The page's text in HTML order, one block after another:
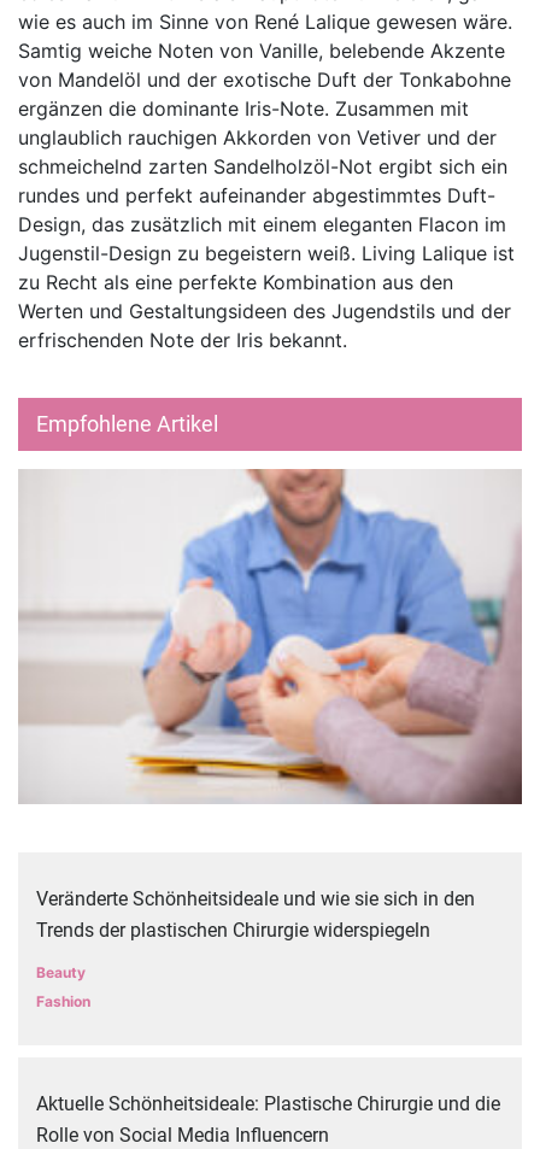
wie es auch im Sinne von René Lalique gewesen wäre.
Samtig weiche Noten von Vanille, belebende Akzente
von Mandelöl und der exotische Duft der Tonkabohne
ergänzen die dominante Iris-Note. Zusammen mit
unglaublich rauchigen Akkorden von Vetiver und der
schmeichelnd zarten Sandelholzöl-Not ergibt sich ein
rundes und perfekt aufeinander abgestimmtes Duft-
Design, das zusätzlich mit einem eleganten Flacon im
Jugenstil-Design zu begeistern weiß. Living Lalique ist
zu Recht als eine perfekte Kombination aus den
Werten und Gestaltungsideen des Jugendstils und der
erfrischenden Note der Iris bekannt.
Empfohlene Artikel
Veränderte Schönheitsideale und wie sie sich in den
Trends der plastischen Chirurgie widerspiegeln
Beauty
Fashion
Aktuelle Schönheitsideale: Plastische Chirurgie und die
Rolle von Social Media Influencern